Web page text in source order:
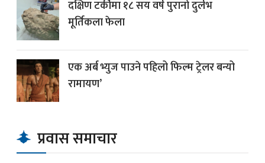
दक्षिण टर्कीमा १८ सय वर्ष पुरानो दुर्लभ
मूर्तिकला फेला
एक अर्ब भ्युज पाउने पहिलो फिल्म ट्रेलर बन्यो
रामायण’
प्रवास समाचार